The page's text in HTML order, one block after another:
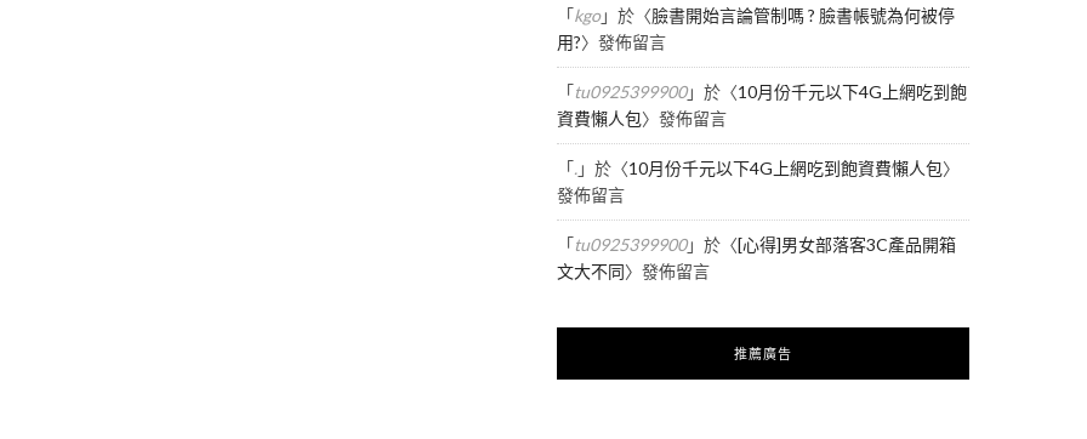
「kgo」於〈臉書開始言論管制嗎 ? 臉書帳號為何被停
用?〉發佈留言
「tu0925399900」於〈10月份千元以下4G上網吃到飽
資費懶人包〉發佈留言
「.」於〈10月份千元以下4G上網吃到飽資費懶人包〉
發佈留言
「tu0925399900」於〈[心得]男女部落客3C產品開箱
文大不同〉發佈留言
推薦廣告